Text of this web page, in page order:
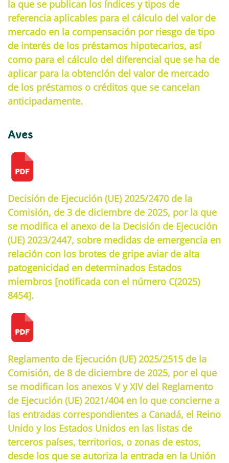
la que se publican los índices y tipos de
referencia aplicables para el cálculo del valor de
mercado en la compensación por riesgo de tipo
de interés de los préstamos hipotecarios, así
como para el cálculo del diferencial que se ha de
aplicar para la obtención del valor de mercado
de los préstamos o créditos que se cancelan
anticipadamente.
Aves
Decisión de Ejecución (UE) 2025/2470 de la
Comisión, de 3 de diciembre de 2025, por la que
se modifica el anexo de la Decisión de Ejecución
(UE) 2023/2447, sobre medidas de emergencia en
relación con los brotes de gripe aviar de alta
patogenicidad en determinados Estados
miembros [notificada con el número C(2025)
8454].
Reglamento de Ejecución (UE) 2025/2515 de la
Comisión, de 8 de diciembre de 2025, por el que
se modifican los anexos V y XIV del Reglamento
de Ejecución (UE) 2021/404 en lo que concierne a
las entradas correspondientes a Canadá, el Reino
Unido y los Estados Unidos en las listas de
terceros países, territorios, o zonas de estos,
desde los que se autoriza la entrada en la Unión